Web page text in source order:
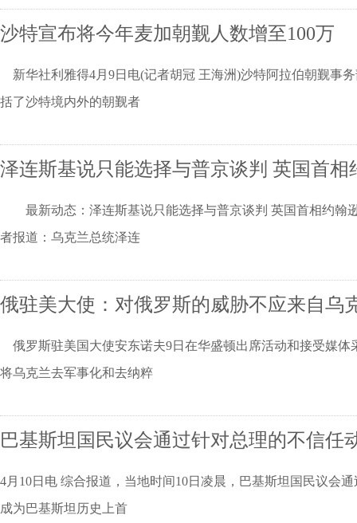
沙特宣布将今年麦加朝觐人数增至100万
新华社利雅得4月9日电(记者胡冠 王海洲)沙特阿拉伯朝觐事
括了沙特境内外的朝觐者
泽连斯基说只能选择与普京谈判 英国首相
最新动态：泽连斯基说只能选择与普京谈判 英国首相约
者报道：乌克兰总统泽连
俄驻美大使：对俄罗斯的威胁不应来自乌
俄罗斯驻美国大使安东诺夫9日在华盛顿出席活动和接受媒
将乌克兰去军事化和去纳粹
巴基斯坦国民议会通过针对总理的不信任
4月10日电 综合报道，当地时间10日凌晨，巴基斯坦国民议会
成为巴基斯坦历史上首